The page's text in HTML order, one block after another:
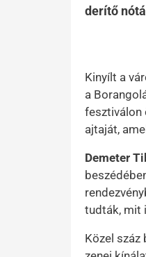
derítő
Kinyílt a
a
fesztiválon
ajtaját,
Demeter
tudták, mit
Közel száz